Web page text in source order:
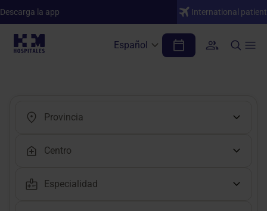
Descarga la app International patient
Español
Encuentra tu médico o profesional